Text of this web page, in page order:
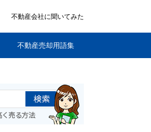
不動産会社に聞いてみた
不動産売却用語集